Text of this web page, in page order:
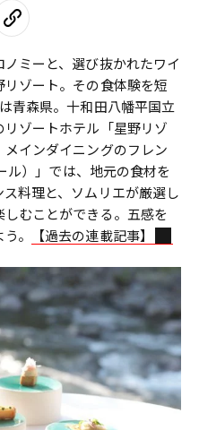
ミーと、選び抜かれたワイ
ゾート。その食体験を短
青森県。十和田八幡平国立
ゾートホテル「星野リゾ
インダイニングのフレン
ル）」では、地元の食材を
料理と、ソムリエが厳選し
むことができる。五感を
。
【過去の連載記事】